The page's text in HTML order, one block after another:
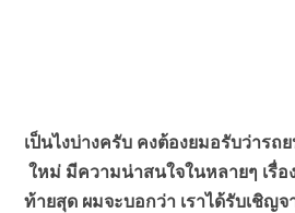
เป็นไงบ่างครับ คงต้องยมอรับว่ารถ
ใหม่ มีความน่าสนใจในหลายๆ เรื่อ
ท้ายสุด ผมจะบอกว่า เราได้รับเชิญ